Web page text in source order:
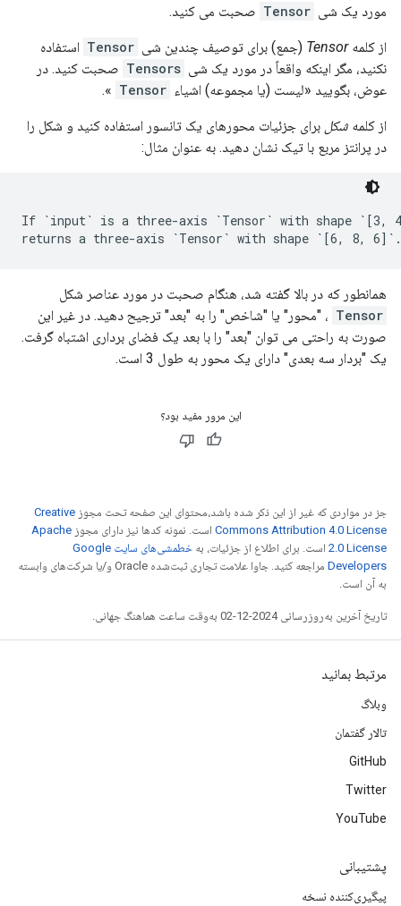
مورد یک شی Tensor صحبت می کنید.
از کلمهTensor (جمع) برای توصیف چندین شی Tensor استفاده
نکنید، مگر اینکه واقعاً در مورد یک شی Tensors صحبت کنید. در
عوض، بگویید «لیست (یا مجموعه) اشیاء Tensor
».
از کلمهشکل برای جزئیات محورهای یک تانسور استفاده کنید و شکل را
در پرانتز مربع با تیک نشان دهید. به عنوان مثال:
If `input` is a three-axis `Tensor` with shape `[3,
همانطور که در بالا گفته شد، هنگام صحبت در مورد عناصر شکل
Tensor ، "محور" یا "شاخص" را به "بعد" ترجیح دهید. در غیر این
صورت به راحتی می توان "بعد" را با بعد یک فضای برداری اشتباه گرفت.
یک "بردار سه بعدی" دارای یک محور به طول 3 است.
این مرور مفید بود؟
جز در مواردی که غیر از این ذکر شده باشد،‌محتوای این صفحه تحت مجوز Creative
Commons Attribution 4.0 License است. نمونه کدها نیز دارای مجوز Apache
2.0 License است. برای اطلاع از جزئیات، به
خطمشی‌های سایت Google
Developers‏
مراجعه کنید. جاوا علامت تجاری ثبت‌شده Oracle و/یا شرکت‌های وابسته
به آن است.
تاریخ آخرین به‌روزرسانی 2024-12-02 به‌وقت ساعت هماهنگ جهانی.
مرتبط بمانید
وبلاگ
تالار گفتمان
GitHub
Twitter
YouTube
پشتیبانی
پیگیری‌کننده نسخه